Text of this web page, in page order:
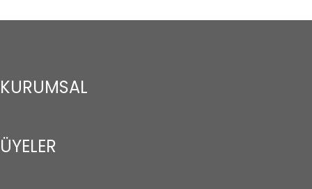
KURUMSAL
ÜYELER